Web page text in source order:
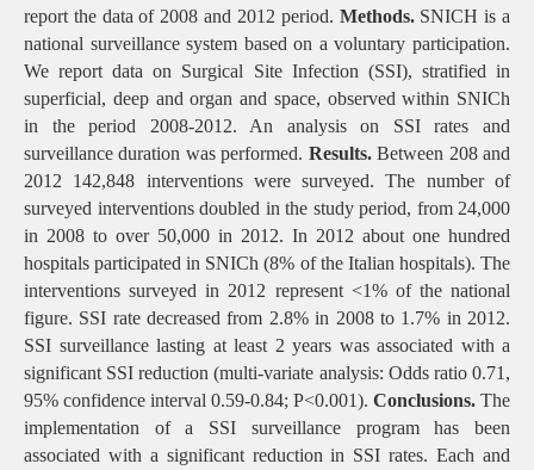
report the data of 2008 and 2012 period. Methods.SNICH is a
national surveillance system based on a voluntary participation.
We report data on Surgical Site Infection (SSI), stratified in
superficial, deep and organ and space, observed within SNICh
in the period 2008-2012. An analysis on SSI rates and
surveillance duration was performed. Results.Between 208 and
2012 142,848 interventions were surveyed. The number of
surveyed interventions doubled in the study period, from 24,000
in 2008 to over 50,000 in 2012. In 2012 about one hundred
hospitals participated in SNICh (8% of the Italian hospitals). The
interventions surveyed in 2012 represent <1% of the national
figure. SSI rate decreased from 2.8% in 2008 to 1.7% in 2012.
SSI surveillance lasting at least 2 years was associated with a
significant SSI reduction (multi-variate analysis: Odds ratio 0.71,
95% confidence interval 0.59-0.84; P<0.001). Conclusions. The
implementation of a SSI surveillance program has been
associated with a significant reduction in SSI rates. Each and